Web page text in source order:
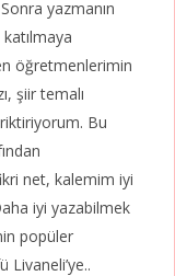
yazmanın
öğretmenlerimin
şiir temalı
Bu
net, kalemim iyi
iyi yazabilmek
popüler
Livaneli’ye..